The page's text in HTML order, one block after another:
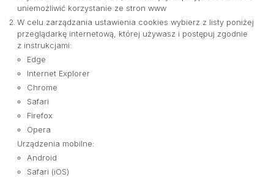
uniemożliwić korzystanie ze stron www
W celu zarządzania ustawienia cookies wybierz z listy poniżej
przeglądarkę internetową, której używasz i postępuj zgodnie
z instrukcjami:
Edge
Internet Explorer
Chrome
Safari
Firefox
Opera
Urządzenia mobilne:
Android
Safari (iOS)